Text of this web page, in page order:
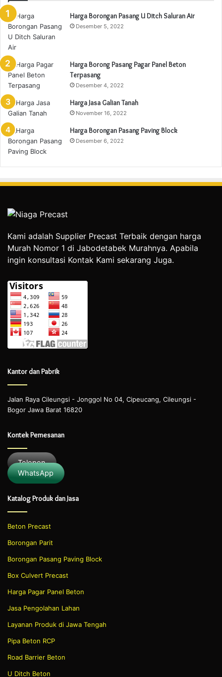
Harga Borongan Pasang U Ditch Saluran Air
Desember 5, 2022
Harga Borong Pasang Pagar Panel Beton
Terpasang
Desember 4, 2022
Harga Jasa Galian Tanah
November 16, 2022
Harga Borongan Pasang Paving Block
Desember 6, 2022
Kami adalah Supplier Precast Terbaik dengan harga
Murah Nomor 1 di Jabodetabek Murahnya. Apabila
ingin konsultasi Kontak Kami sekarang Juga.
Kantor dan Pabrik
Jalan Raya Cileungsi - Jonggol No 04, Cipeucang, Cileungsi -
Bogor Jawa Barat 16820
Kontek Pemesanan
Telepon
WhatsApp
Katalog Produk dan Jasa
Beton Precast
Borongan Parit
Borongan Pasang Paving Block
Box Culvert Precast
Harga Pagar Panel Beton
Jasa Pengolahan Lahan
Layanan Produk di Jawa Tengah
Pipa Beton RCP
Road Barrier Beton
U Ditch Beton